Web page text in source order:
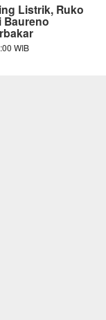
Listrik, Ruko
Baureno
WIB